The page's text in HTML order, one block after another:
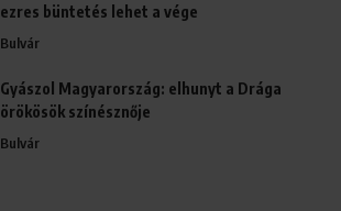
ezres büntetés lehet a vége
Bulvár
Gyászol Magyarország: elhunyt a Drága
örökösök színésznője
Bulvár